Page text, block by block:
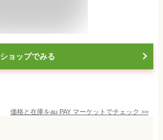
ショップでみる
価格と在庫をau PAY マーケット でチェック >>